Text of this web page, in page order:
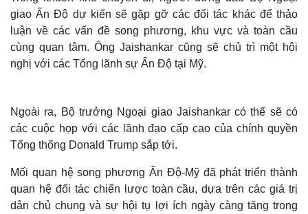
Thế giới
Cuộc sống đó đây
Hồ sơ
Multimedia
Ảnh
E-Magazine
Infographic
giao Ấn Độ dự kiến sẽ gặp gỡ các đối tác khác để thảo
luận về các vấn đề song phương, khu vực và toàn cầu
cùng quan tâm. Ông Jaishankar cũng sẽ chủ trì một hội
nghị với các Tổng lãnh sự Ấn Độ tại Mỹ.
Ngoài ra, Bộ trưởng Ngoại giao Jaishankar có thể sẽ có
các cuộc họp với các lãnh đạo cấp cao của chính quyền
Tổng thống Donald Trump sắp tới.
Mối quan hệ song phương Ấn Độ-Mỹ đã phát triển thành
quan hệ đối tác chiến lược toàn cầu, dựa trên các giá trị
dân chủ chung và sự hội tụ lợi ích ngày càng tăng trong